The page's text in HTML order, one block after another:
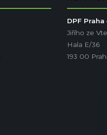
DPF
Jiřího ze
Hala E/36
193 00